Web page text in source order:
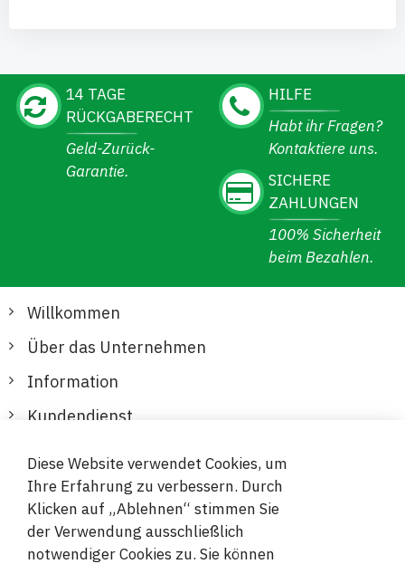
14 TAGE
RÜCKGABERECHT
Geld-Zurück-
Garantie.
HILFE
Habt ihr Fragen?
Kontaktiere uns.
SICHERE
ZAHLUNGEN
100% Sicherheit
beim Bezahlen.
Willkommen
Über das Unternehmen
Information
Kundendienst
Sichere und bequeme Zahlungen
Diese Website verwendet Cookies, um
Ihre Erfahrung zu verbessern. Durch
Klicken auf „Ablehnen“ stimmen Sie
der Verwendung ausschließlich
notwendiger Cookies zu. Sie können